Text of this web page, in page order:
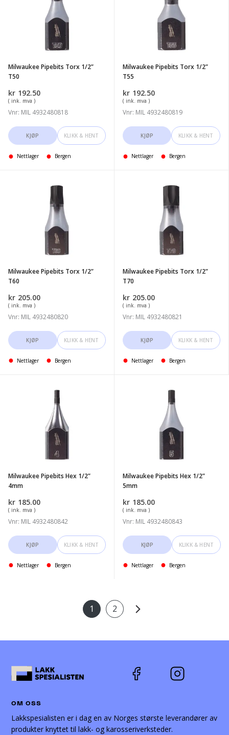
Milwaukee Pipebits Torx 1/2”
T50
kr 192.50
( ink. mva )
Vnr: MIL 4932480818
KJØP KLIKK & HENT
Nettlager Bergen
Milwaukee Pipebits Torx 1/2”
T55
kr 192.50
( ink. mva )
Vnr: MIL 4932480819
KJØP KLIKK & HENT
Nettlager Bergen
Milwaukee Pipebits Torx 1/2”
T60
kr 205.00
( ink. mva )
Vnr: MIL 4932480820
KJØP KLIKK & HENT
Nettlager Bergen
Milwaukee
Milwaukee Pipebits Torx 1/2”
T70
kr 205.00
( ink. mva )
Vnr: MIL 4932480821
KJØP KLIKK & HENT
Nettlager Bergen
Milwaukee Pipebits Hex 1/2”
4mm
kr 185.00
( ink. mva )
Vnr: MIL 4932480842
KJØP KLIKK & HENT
Nettlager Bergen
Milwaukee Pipebits Hex 1/2”
5mm
kr 185.00
( ink. mva )
Vnr: MIL 4932480843
KJØP KLIKK & HENT
Nettlager Bergen
1 2
OM OSS
Lakkspesialisten er i dag en av Norges største leverandører av
produkter knyttet til lakk- og karosseriverksteder.